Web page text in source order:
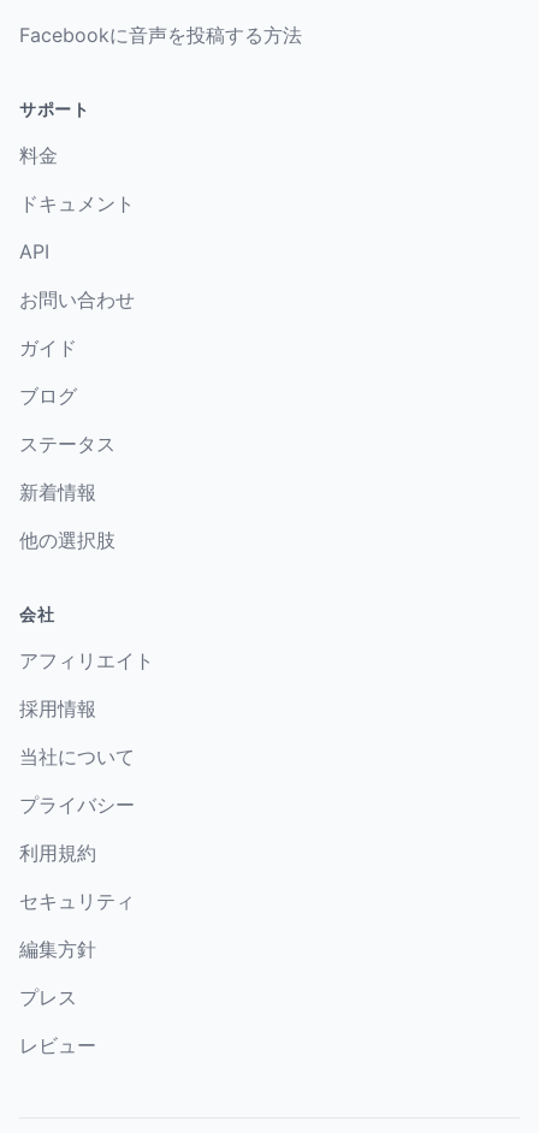
Facebookに音声を投稿する方法
サポート
料金
ドキュメント
API
お問い合わせ
ガイド
ブログ
ステータス
新着情報
他の選択肢
会社
アフィリエイト
採用情報
当社について
プライバシー
利用規約
セキュリティ
編集方針
プレス
レビュー